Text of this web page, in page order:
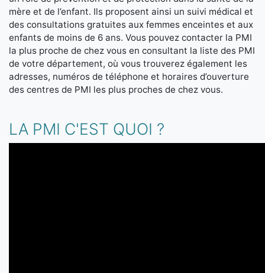
mère et de l’enfant. Ils proposent ainsi un suivi médical et
des consultations gratuites aux femmes enceintes et aux
enfants de moins de 6 ans. Vous pouvez contacter la PMI
la plus proche de chez vous en consultant la liste des PMI
de votre département, où vous trouverez également les
adresses, numéros de téléphone et horaires d’ouverture
des centres de PMI les plus proches de chez vous.
LA PMI C'EST QUOI ?